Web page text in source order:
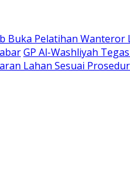
Buka Pelatihan Wanteror
GP Al-Washliyah
Lahan Sesuai